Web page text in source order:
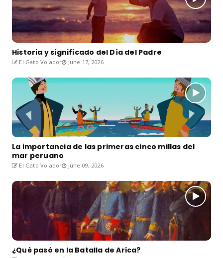
Historia y significado del Día del Padre
El Gato Volador June 17, 2026
La importancia de las primeras cinco millas del
mar peruano
El Gato Volador June 09, 2026
¿Qué pasó en la Batalla de Arica?